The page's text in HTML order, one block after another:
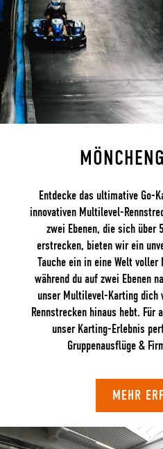
Entdecke das ultimative Go-
innovativen Multilevel-
zwei Ebenen, die sich über
erstrecken, bieten wir ein
Tauche ein in eine Welt voller
während du auf zwei Ebenen
unser Multilevel-Karting dich
Rennstrecken hinaus hebt.
unser Karting-Erlebnis
Gruppenausflüge &
MEHR